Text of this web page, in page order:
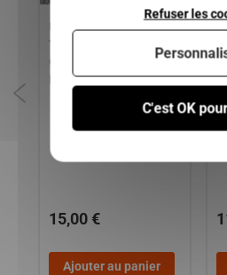
DURITE D'AIR MOTEUR
YANMAR / MICROCAR /
CHATENET / JDM /
BELLIER
15,00 €
Ajouter au panier
C'est OK
Refuser les